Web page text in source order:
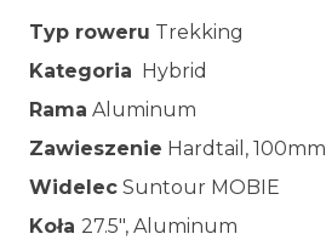
Typ roweru Trekking
Kategoria Hybrid
Rama Aluminum
Zawieszenie Hardtail, 100mm
Widelec Suntour MOBIE
Koła 27.5″, Aluminum